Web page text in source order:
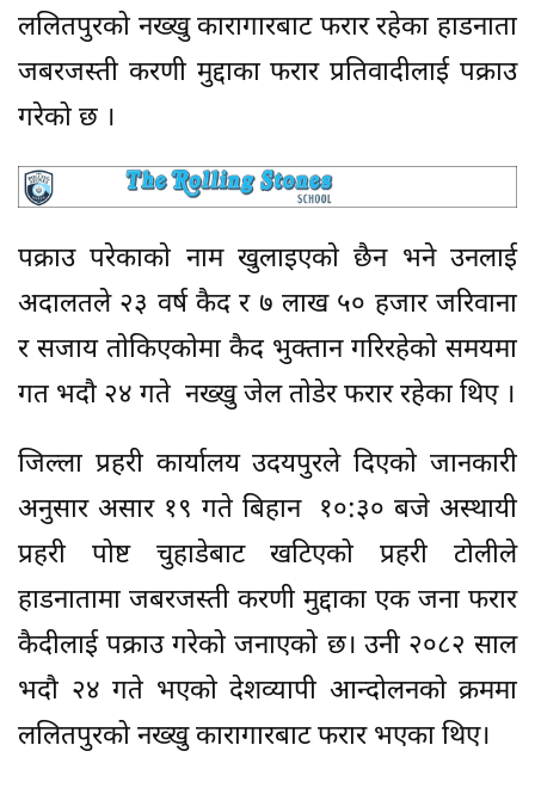
ललितपुरको नख्खु कारागारबाट फरार रहेका हाडनाता
जबरजस्ती करणी मुद्दाका फरार प्रतिवादीलाई पक्राउ
गरेको छ ।
पक्राउ परेकाकाे नाम खुलाइएकाे छैन भने उनलाई
अदालतले २३ वर्ष कैद र ७ लाख ५० हजार जरिवाना
र सजाय ताेकिएकाेमा कैद भुक्तान गरिरहेकाे समयमा
गत भदाै २४ गते नख्खु जेल ताेडेर फरार रहेका थिए ।
जिल्ला प्रहरी कार्यालय उदयपुरले दिएकाे जानकारी
अनुसार असार १९ गते बिहान १०:३० बजे अस्थायी
प्रहरी पोष्ट चुहाडेबाट खटिएको प्रहरी टोलीले
हाडनातामा जबरजस्ती करणी मुद्दाका एक जना फरार
कैदीलाई पक्राउ गरेको जनाएकाे छ। उनी २०८२ साल
भदौ २४ गते भएको देशव्यापी आन्दोलनको क्रममा
ललितपुरको नख्खु कारागारबाट फरार भएका थिए।